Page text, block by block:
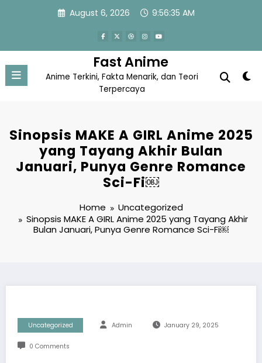
August 6, 2026 9:56:36 AM
Fast Anime
Anime Terkini, Fakta Menarik, dan Teori
Terpercaya
Sinopsis MAKE A GIRL Anime 2025
yang Tayang Akhir Bulan
Januari, Punya Genre Romance
Sci-Fi￼
Home
Uncategorized
Sinopsis MAKE A GIRL Anime 2025 yang Tayang Akhir
Bulan Januari, Punya Genre Romance Sci-Fi￼
Uncategorized Admin January 29, 2025
0 Comments